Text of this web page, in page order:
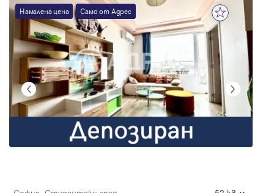
Намалена цена Само от Адрес